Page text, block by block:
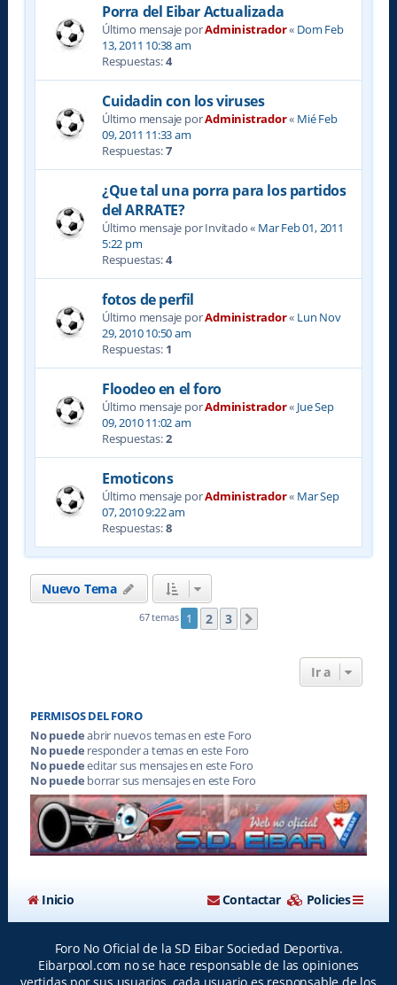
Porra del Eibar Actualizada
Último mensaje porAdministrador« Dom Feb
13, 2011 10:38 am
Respuestas:4
Cuidadin con los viruses
Último mensaje porAdministrador« Mié Feb
09, 2011 11:33 am
Respuestas:7
¿Que tal una porra para los partidos
del ARRATE?
Último mensaje porInvitado« Mar Feb 01, 2011
5:22 pm
Respuestas:4
fotos de perfil
Último mensaje porAdministrador« Lun Nov
29, 2010 10:50 am
Respuestas: 1
Floodeo en el foro
Último mensaje porAdministrador« Jue Sep
09, 2010 11:02 am
Respuestas:2
Emoticons
Último mensaje porAdministrador« Mar Sep
07, 2010 9:22 am
Respuestas:8
Nuevo Tema
67 temas 1 2 3
Ir a
PERMISOS DEL FORO
No puedeabrir nuevos temas en este Foro
No puede responder a temas en este Foro
No puedeeditar sus mensajes en este Foro
No puede borrar sus mensajes en este Foro
Inicio Policies
Contactar
Foro No Oficial de la SD Eibar Sociedad Deportiva.
Eibarpool.com no se hace responsable de las opiniones